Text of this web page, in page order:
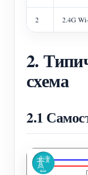
2 2.4G
2.
схема
2.1